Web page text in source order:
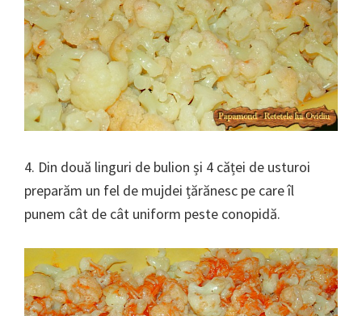
4. Din două linguri de bulion și 4 căței de usturoi
preparăm un fel de mujdei țărănesc pe care îl
punem cât de cât uniform peste conopidă.